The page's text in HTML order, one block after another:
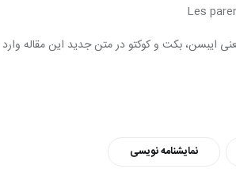
سه نویسنده یعنی ایبسن، بکت و کوکتو در متن جدید این مقاله وارد
نمایشنامه نویسی